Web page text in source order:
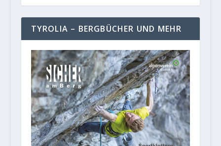
TYROLIA – BERGBÜCHER UND MEHR